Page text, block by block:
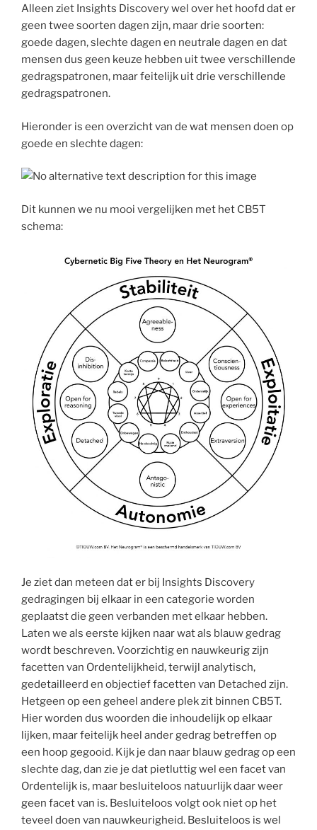
Alleen ziet Insights Discovery wel over het hoofd dat er
geen twee soorten dagen zijn, maar drie soorten:
goede dagen, slechte dagen en neutrale dagen en dat
mensen dus geen keuze hebben uit twee verschillende
gedragspatronen, maar feitelijk uit drie verschillende
gedragspatronen.
Hieronder is een overzicht van de wat mensen doen op
goede en slechte dagen:
Dit kunnen we nu mooi vergelijken met het CB5T
schema:
Je ziet dan meteen dat er bij Insights Discovery
gedragingen bij elkaar in een categorie worden
geplaatst die geen verbanden met elkaar hebben.
Laten we als eerste kijken naar wat als blauw gedrag
wordt beschreven. Voorzichtig en nauwkeurig zijn
facetten van Ordentelijkheid, terwijl analytisch,
gedetailleerd en objectief facetten van Detached zijn.
Hetgeen op een geheel andere plek zit binnen CB5T.
Hier worden dus woorden die inhoudelijk op elkaar
lijken, maar feitelijk heel ander gedrag betreffen op
een hoop gegooid. Kijk je dan naar blauw gedrag op een
slechte dag, dan zie je dat pietluttig wel een facet van
Ordentelijk is, maar besluiteloos natuurlijk daar weer
geen facet van is. Besluiteloos volgt ook niet op het
teveel doen van nauwkeurigheid. Besluiteloos is wel